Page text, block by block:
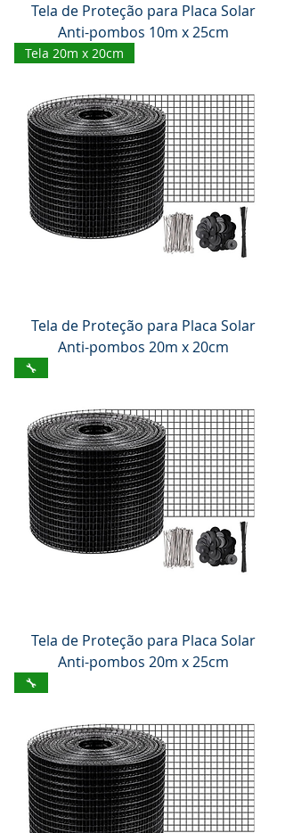
Tela de Proteção para Placa Solar
Anti-pombos 10m x 25cm
Tela 20m x 20cm
Tela de Proteção para Placa Solar
Anti-pombos 20m x 20cm
🔧
Tela de Proteção para Placa Solar
Anti-pombos 20m x 25cm
🔧